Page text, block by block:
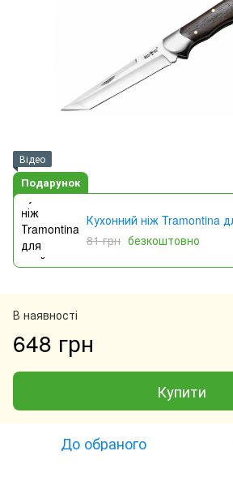
Відео
Подарунок
Кухонний ніж Tramontina
81 грн безкоштовно
В наявності
648 грн
Купити
До обраного